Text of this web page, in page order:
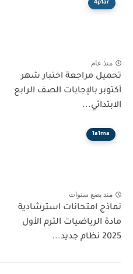
4p1ar
منذ عام
تحميل مراجعة اختبار شهر
أكتوبر بالإجابات الصف الرابع
الابتدائي...
1a1ma
منذ بضع سنوات
نماذج امتحانات استرشادية
مادة الرياضيات الترم الأول
2025 نظام جديد...